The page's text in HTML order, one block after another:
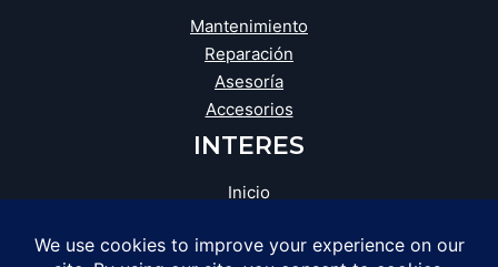
Mantenimiento
Reparación
Asesoría
Accesorios
INTERES
Inicio
Tienda